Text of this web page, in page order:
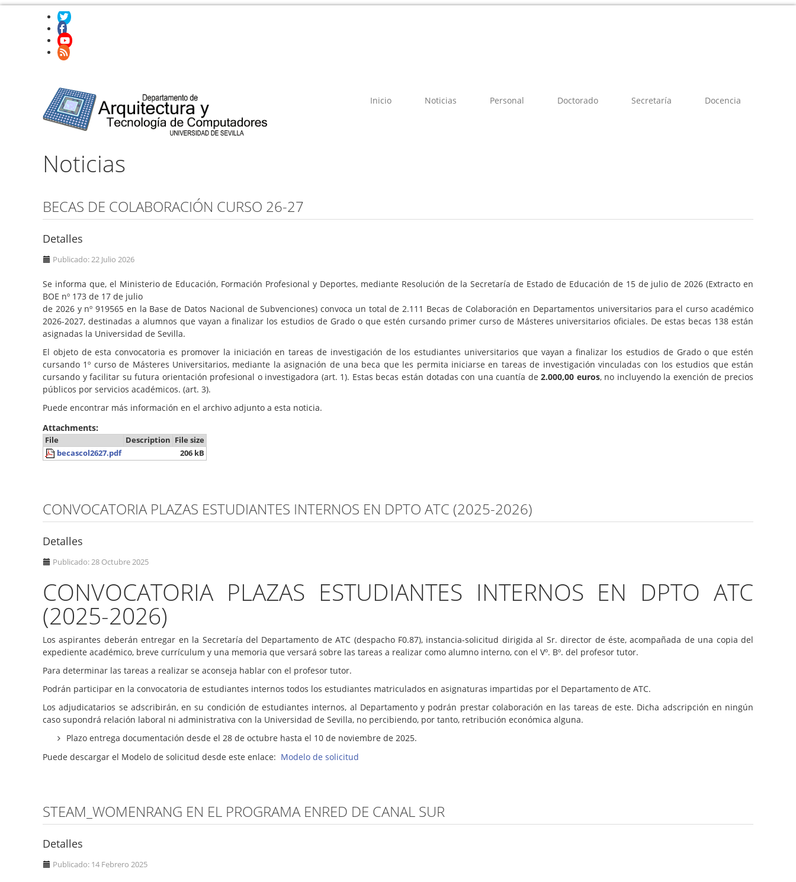
Inicio Noticias Personal Doctorado Secretaría Docencia
Noticias
BECAS DE COLABORACIÓN CURSO 26-27
Detalles
Publicado: 22 Julio 2026
Se informa que, el Ministerio de Educación, Formación Profesional y Deportes, mediante Resolución de la Secretaría de Estado de Educación de 15 de julio de 2026 (Extracto en
BOE nº 173 de 17 de julio
de 2026 y nº 919565 en la Base de Datos Nacional de Subvenciones) convoca un total de 2.111 Becas de Colaboración en Departamentos universitarios para el curso académico
2026-2027, destinadas a alumnos que vayan a finalizar los estudios de Grado o que estén cursando primer curso de Másteres universitarios oficiales. De estas becas 138 están
asignadas la Universidad de Sevilla.
El objeto de esta convocatoria es promover la iniciación en tareas de investigación de los estudiantes universitarios que vayan a finalizar los estudios de Grado o que estén
cursando 1º curso de Másteres Universitarios, mediante la asignación de una beca que les permita iniciarse en tareas de investigación vinculadas con los estudios que están
cursando y facilitar su futura orientación profesional o investigadora (art. 1). Estas becas están dotadas con una cuantía de2.000,00 euros, no incluyendo la exención de precios
públicos por servicios académicos. (art. 3).
Puede encontrar más información en el archivo adjunto a esta noticia.
Attachments:
File Description File size
becascol2627.pdf
206 kB
CONVOCATORIA PLAZAS ESTUDIANTES INTERNOS EN DPTO ATC (2025-2026)
Detalles
Publicado: 28 Octubre 2025
CONVOCATORIA PLAZAS ESTUDIANTES INTERNOS EN DPTO ATC
(2025-2026)
Los aspirantes deberán entregar en la Secretaría del Departamento de ATC (despacho F0.87), instancia-solicitud dirigida al Sr. director de éste, acompañada de una copia del
expediente académico, breve currículum y una memoria que versará sobre las tareas a realizar como alumno interno, con el Vº. Bº. del profesor tutor.
Para determinar las tareas a realizar se aconseja hablar con el profesor tutor.
Podrán participar en la convocatoria de estudiantes internos todos los estudiantes matriculados en asignaturas impartidas por el Departamento de ATC.
Los adjudicatarios se adscribirán, en su condición de estudiantes internos, al Departamento y podrán prestar colaboración en las tareas de este. Dicha adscripción en ningún
caso supondrá relación laboral ni administrativa con la Universidad de Sevilla, no percibiendo, por tanto, retribución económica alguna.
Plazo entrega documentación desde el 28 de octubre hasta el 10 de noviembre de 2025.
Puede descargar el Modelo de solicitud desde este enlace: Modelo de solicitud
STEAM_WOMENRANG EN EL PROGRAMA ENRED DE CANAL SUR
Detalles
Publicado: 14 Febrero 2025